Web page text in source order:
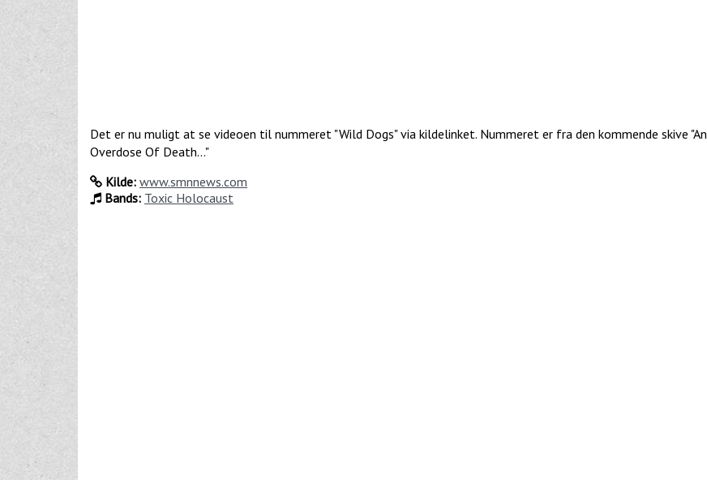
Det er nu muligt at se videoen til nummeret "Wild Dogs" via kildelinket. Nummeret er fra den kommende skive "An
Overdose Of Death…"
Kilde: www.smnnews.com
Bands: Toxic Holocaust